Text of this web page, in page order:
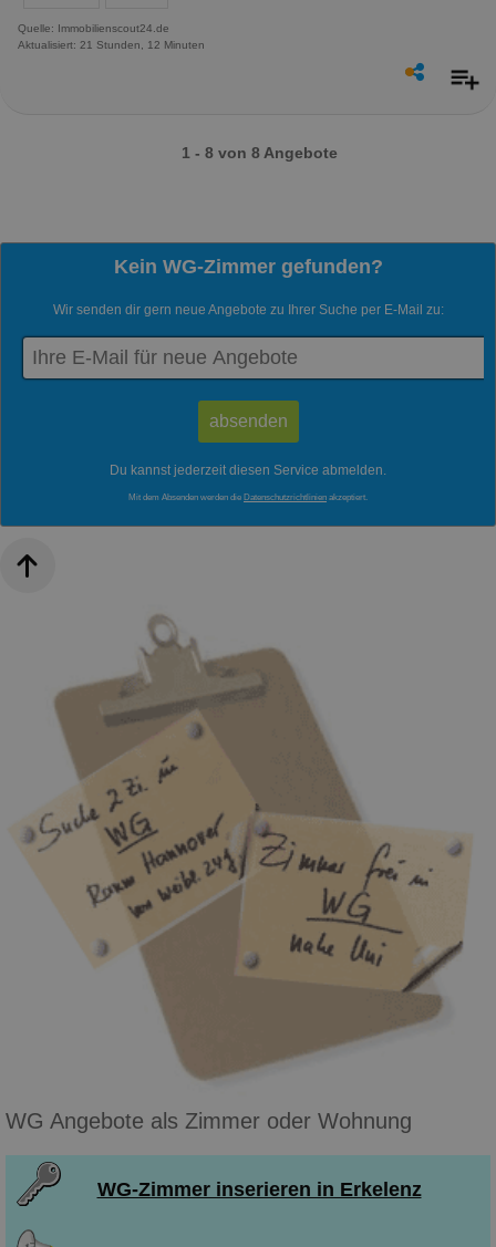
Quelle: Immobilienscout24.de
Aktualisiert: 21 Stunden, 12 Minuten
1 - 8 von 8 Angebote
Kein WG-Zimmer gefunden?
Wir senden dir gern neue Angebote zu Ihrer Suche per E-Mail zu:
Du kannst jederzeit diesen Service abmelden.
Mit dem Absenden werden die Datenschutzrichtlinien akzeptiert.
WG Angebote als Zimmer oder Wohnung
WG-Zimmer inserieren in Erkelenz